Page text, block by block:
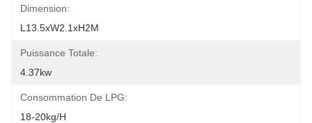
Dimension:
L13.5xW2.1xH2M
Puissance Totale:
4.37kw
Consommation De LPG:
18-20kg/h